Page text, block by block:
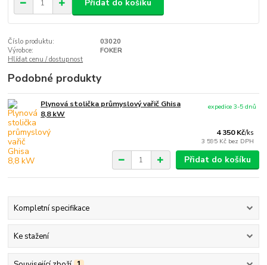
Přidat do košíku
Číslo produktu:
03020
Výrobce:
FOKER
Hlídat cenu / dostupnost
Podobné produkty
Plynová stolička průmyslový vařič Ghisa
8,8 kW
4 350 Kč/ks
3 595 Kč bez DPH
expedice 3-5 dnů
Přidat do košíku
Kompletní specifikace
Ke stažení